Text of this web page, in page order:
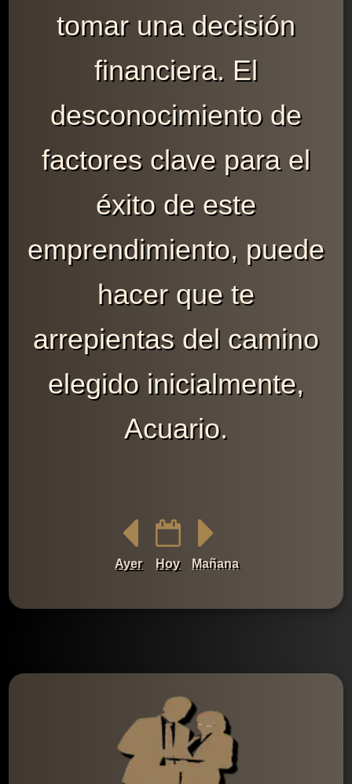
tomar una decisión
financiera. El
desconocimiento de
factores clave para el
éxito de este
emprendimiento, puede
hacer que te
arrepientas del camino
elegido inicialmente,
Acuario.
Ayer Hoy Mañana